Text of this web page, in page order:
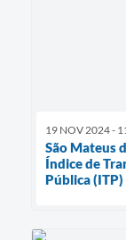
19 NOV 2024 -
São Mateus
Índice de
Pública